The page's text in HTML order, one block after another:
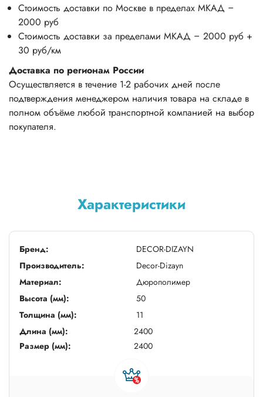
Стоимость доставки по Москве в пределах МКАД –
2000 руб
Стоимость доставки за пределами МКАД – 2000 руб +
30 руб/км
Доставка по регионам России
Осуществляется в течение 1-2 рабочих дней после
подтверждения менеджером наличия товара на складе в
полном объёме любой транспортной компанией на выбор
покупателя.
Характеристики
Бренд:
DECOR-DIZAYN
Производитель:
Decor-Dizayn
Материал:
Дюрополимер
Высота (мм):
50
Толщина (мм):
11
Длина (мм):
2400
Размер (мм):
2400